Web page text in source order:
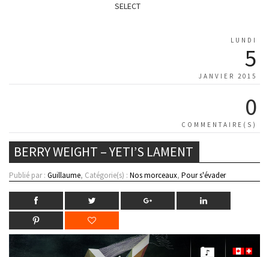
SELECT
LUNDI
5
JANVIER 2015
0
COMMENTAIRE(S)
BERRY WEIGHT – YETI’S LAMENT
Publié par : Guillaume, Catégorie(s) : Nos morceaux, Pour s'évader